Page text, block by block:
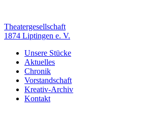
springen
Theatergesellschaft
1874 Liptingen e. V.
Unsere Stücke
Aktuelles
Chronik
Vorstandschaft
Kreativ-Archiv
Kontakt